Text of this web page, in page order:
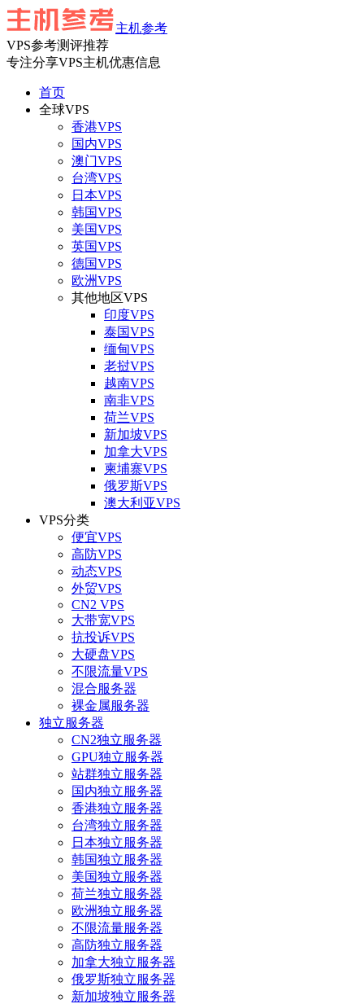
主机参考
VPS参考测评推荐
专注分享VPS主机优惠信息
首页
全球VPS
香港VPS
国内VPS
澳门VPS
台湾VPS
日本VPS
韩国VPS
美国VPS
英国VPS
德国VPS
欧洲VPS
其他地区VPS
印度VPS
泰国VPS
缅甸VPS
老挝VPS
越南VPS
南非VPS
荷兰VPS
新加坡VPS
加拿大VPS
柬埔寨VPS
俄罗斯VPS
澳大利亚VPS
VPS分类
便宜VPS
高防VPS
动态VPS
外贸VPS
CN2 VPS
大带宽VPS
抗投诉VPS
大硬盘VPS
不限流量VPS
混合服务器
裸金属服务器
独立服务器
CN2独立服务器
GPU独立服务器
站群独立服务器
国内独立服务器
香港独立服务器
台湾独立服务器
日本独立服务器
韩国独立服务器
美国独立服务器
荷兰独立服务器
欧洲独立服务器
不限流量服务器
高防独立服务器
加拿大独立服务器
俄罗斯独立服务器
新加坡独立服务器